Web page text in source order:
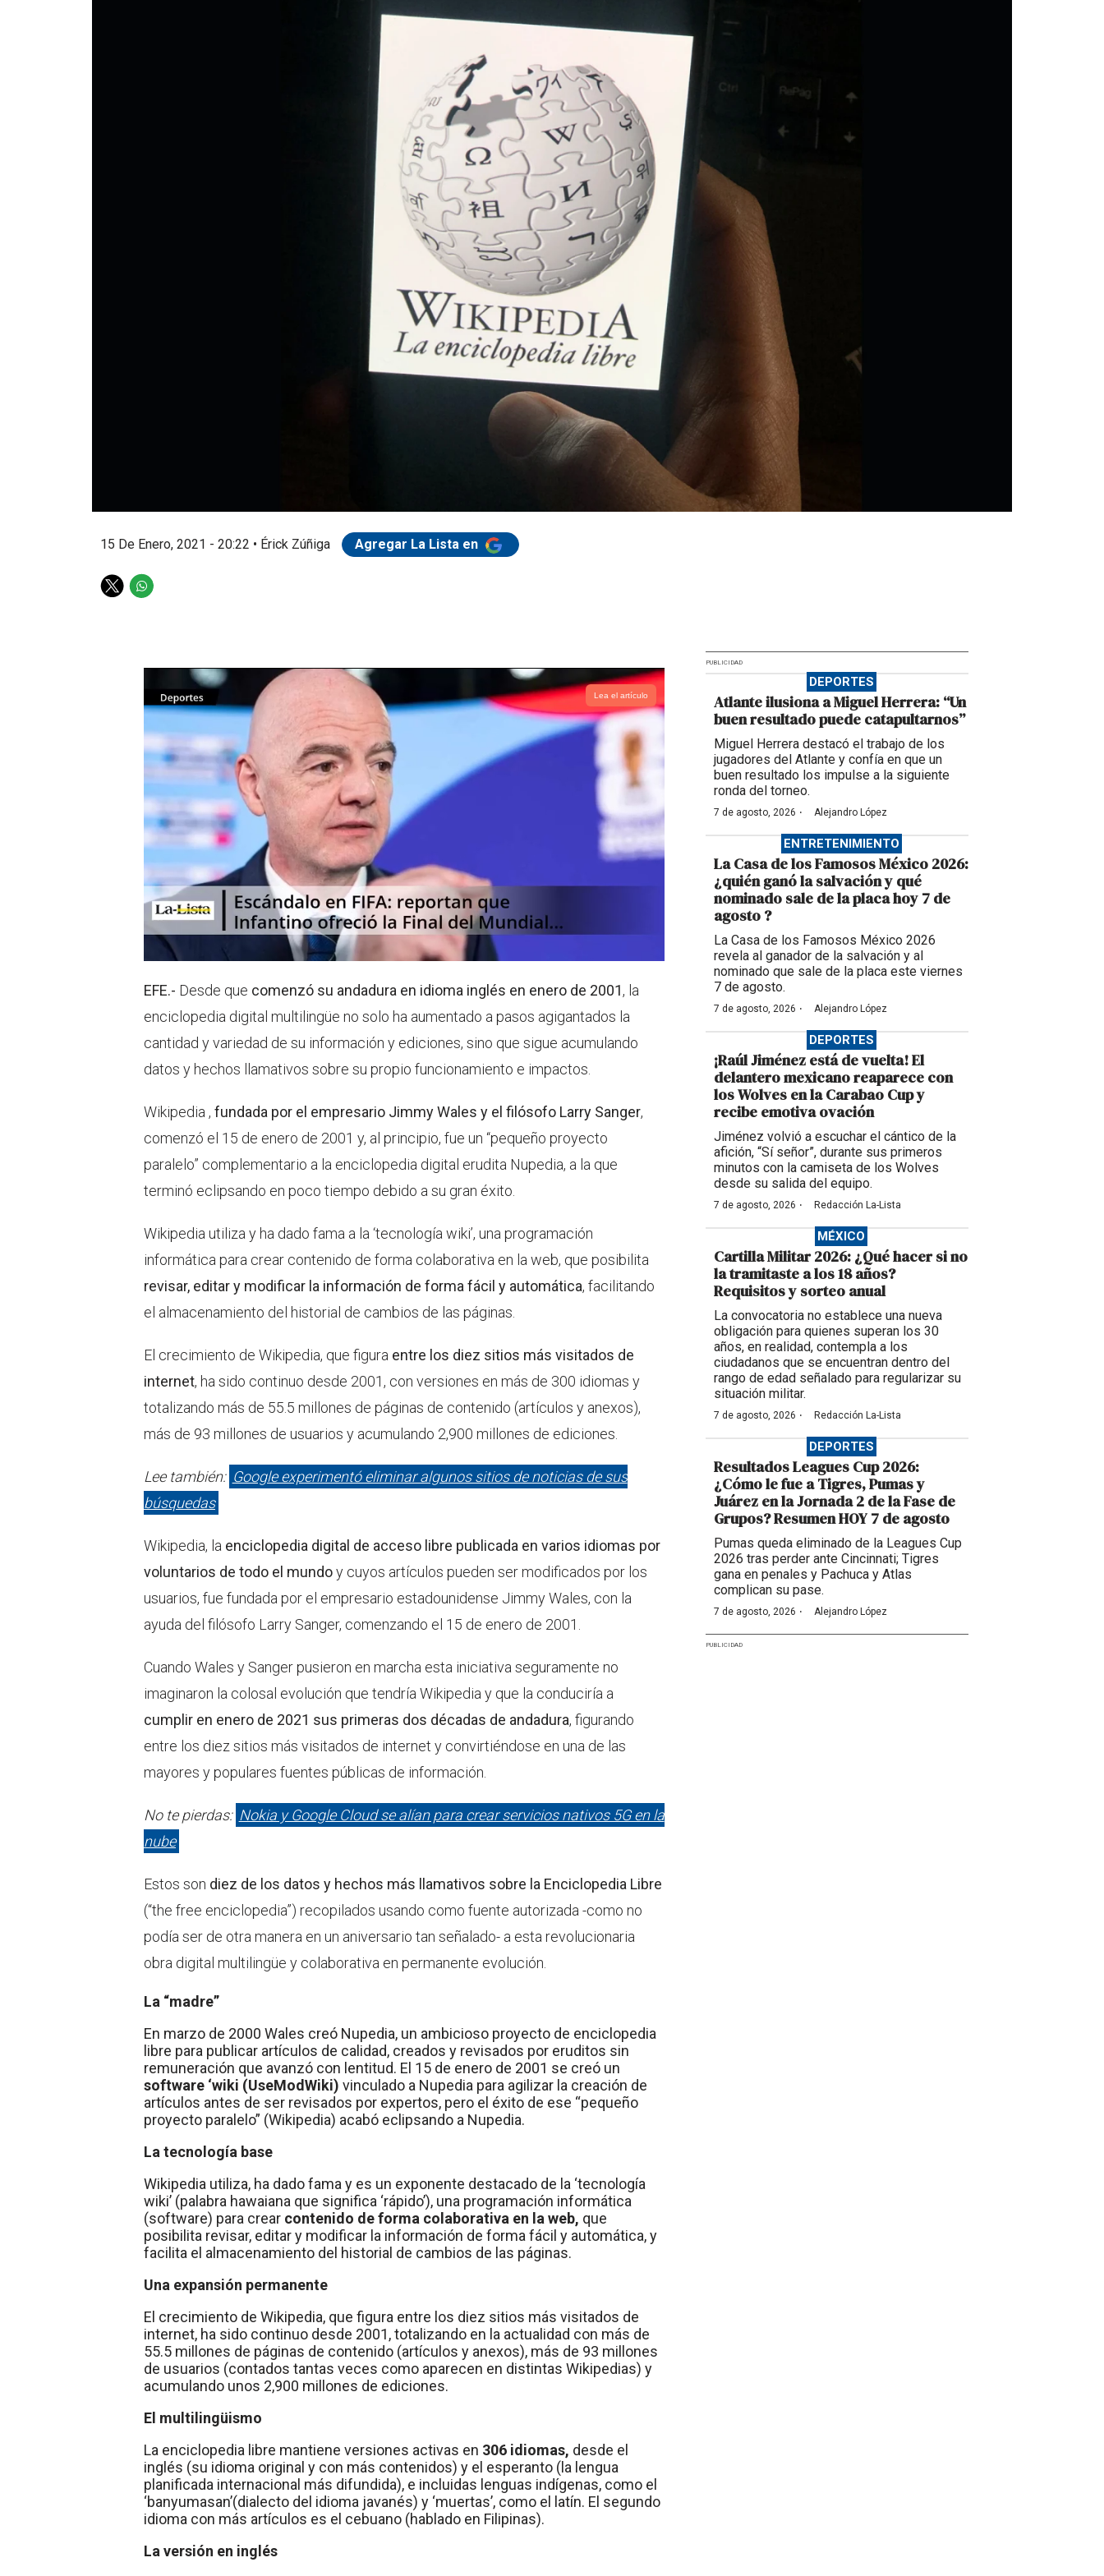
15 De Enero, 2021 - 20:22 • Érick Zúñiga Agregar La Lista en
T
W
p
Lea el artículo
EFE.- Desde que comenzó su andadura en idioma inglés en enero de 2001, la
enciclopedia digital multilingüe no solo ha aumentado a pasos agigantados la
cantidad y variedad de su información y ediciones, sino que sigue acumulando
datos y hechos llamativos sobre su propio funcionamiento e impactos.
Wikipedia , fundada por el empresario Jimmy Wales y el filósofo Larry Sanger,
comenzó el 15 de enero de 2001 y, al principio, fue un “pequeño proyecto
paralelo” complementario a la enciclopedia digital erudita Nupedia, a la que
terminó eclipsando en poco tiempo debido a su gran éxito.
Wikipedia utiliza y ha dado fama a la ‘tecnología wiki’, una programación
informática para crear contenido de forma colaborativa en la web, que posibilita
revisar, editar y modificar la información de forma fácil y automática, facilitando
el almacenamiento del historial de cambios de las páginas.
El crecimiento de Wikipedia, que figura entre los diez sitios más visitados de
internet, ha sido continuo desde 2001, con versiones en más de 300 idiomas y
totalizando más de 55.5 millones de páginas de contenido (artículos y anexos),
más de 93 millones de usuarios y acumulando 2,900 millones de ediciones.
Lee también: Google experimentó eliminar algunos sitios de noticias de sus
búsquedas
Wikipedia, la enciclopedia digital de acceso libre publicada en varios idiomas por
voluntarios de todo el mundoy cuyos artículos pueden ser modificados por los
usuarios, fue fundada por el empresario estadounidense Jimmy Wales, con la
ayuda del filósofo Larry Sanger, comenzando el 15 de enero de 2001.
Cuando Wales y Sanger pusieron en marcha esta iniciativa seguramente no
imaginaron la colosal evolución que tendría Wikipedia y que la conduciría a
cumplir en enero de 2021 sus primeras dos décadas de andadura, figurando
entre los diez sitios más visitados de internet y convirtiéndose en una de las
mayores y populares fuentes públicas de información.
No te pierdas: Nokia y Google Cloud se alían para crear servicios nativos 5G en la
nube
Estos son diez de los datos y hechos más llamativos sobre la Enciclopedia Libre
(“the free enciclopedia”) recopilados usando como fuente autorizada -como no
podía ser de otra manera en un aniversario tan señalado- a esta revolucionaria
obra digital multilingüe y colaborativa en permanente evolución.
La “madre”
En marzo de 2000 Wales creó Nupedia, un ambicioso proyecto de enciclopedia
libre para publicar artículos de calidad, creados y revisados por eruditos sin
remuneración que avanzó con lentitud. El 15 de enero de 2001 se creó un
software ‘wiki (UseModWiki) vinculado a Nupedia para agilizar la creación de
artículos antes de ser revisados por expertos, pero el éxito de ese “pequeño
proyecto paralelo” (Wikipedia) acabó eclipsando a Nupedia.
La tecnología base
Wikipedia utiliza, ha dado fama y es un exponente destacado de la ‘tecnología
wiki’ (palabra hawaiana que significa ‘rápido’), una programación informática
(software) para crear contenido de forma colaborativa en la web, que
posibilita revisar, editar y modificar la información de forma fácil y automática, y
facilita el almacenamiento del historial de cambios de las páginas.
Una expansión permanente
El crecimiento de Wikipedia, que figura entre los diez sitios más visitados de
internet, ha sido continuo desde 2001, totalizando en la actualidad con más de
55.5 millones de páginas de contenido (artículos y anexos), más de 93 millones
de usuarios (contados tantas veces como aparecen en distintas Wikipedias) y
acumulando unos 2,900 millones de ediciones.
El multilingüismo
La enciclopedia libre mantiene versiones activas en 306 idiomas, desde el
inglés (su idioma original y con más contenidos) y el esperanto (la lengua
planificada internacional más difundida), e incluidas lenguas indígenas, como el
‘banyumasan’(dialecto del idioma javanés) y ‘muertas’, como el latín. El segundo
idioma con más artículos es el cebuano (hablado en Filipinas).
La versión en inglés
PUBLICIDAD
DEPORTES
Atlante ilusiona a Miguel Herrera: “Un
buen resultado puede catapultarnos”
Miguel Herrera destacó el trabajo de los
jugadores del Atlante y confía en que un
buen resultado los impulse a la siguiente
ronda del torneo.
7 de agosto, 2026 · Alejandro López
ENTRETENIMIENTO
La Casa de los Famosos México 2026:
¿quién ganó la salvación y qué
nominado sale de la placa hoy 7 de
agosto ?
La Casa de los Famosos México 2026
revela al ganador de la salvación y al
nominado que sale de la placa este viernes
7 de agosto.
7 de agosto, 2026 · Alejandro López
DEPORTES
¡Raúl Jiménez está de vuelta! El
delantero mexicano reaparece con
los Wolves en la Carabao Cup y
recibe emotiva ovación
Jiménez volvió a escuchar el cántico de la
afición, “Sí señor”, durante sus primeros
minutos con la camiseta de los Wolves
desde su salida del equipo.
7 de agosto, 2026 · Redacción La-Lista
MÉXICO
Cartilla Militar 2026: ¿Qué hacer si no
la tramitaste a los 18 años?
Requisitos y sorteo anual
La convocatoria no establece una nueva
obligación para quienes superan los 30
años, en realidad, contempla a los
ciudadanos que se encuentran dentro del
rango de edad señalado para regularizar su
situación militar.
7 de agosto, 2026 · Redacción La-Lista
DEPORTES
Resultados Leagues Cup 2026:
¿Cómo le fue a Tigres, Pumas y
Juárez en la Jornada 2 de la Fase de
Grupos? Resumen HOY 7 de agosto
Pumas queda eliminado de la Leagues Cup
2026 tras perder ante Cincinnati; Tigres
gana en penales y Pachuca y Atlas
complican su pase.
7 de agosto, 2026 · Alejandro López
PUBLICIDAD